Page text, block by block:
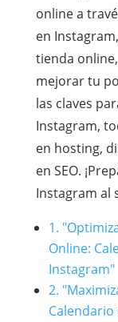
online a
en
tienda
mejorar tu
las claves
Instagram,
en hosting,
en SEO.
Instagram al
1.
Online:
Instagram"
2.